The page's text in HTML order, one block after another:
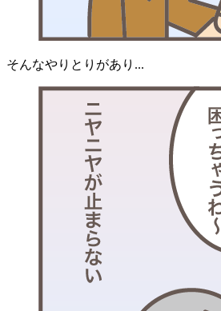
そんなやりとりがあり...